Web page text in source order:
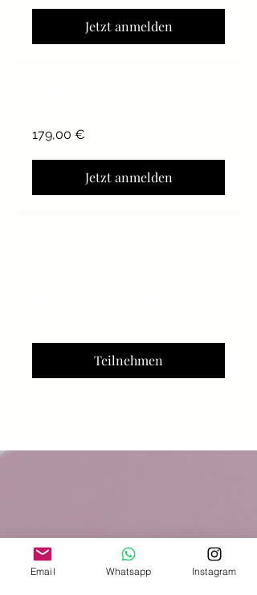
Jetzt anmelden
179,00 €
Jetzt anmelden
Teilnehmen
Email Whatsapp Instagram